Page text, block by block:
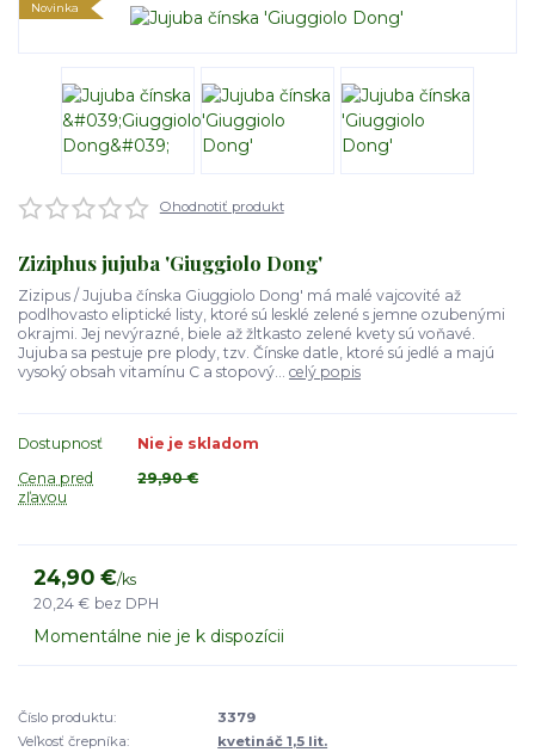
Novinka
Ohodnotiť produkt
Ziziphus jujuba 'Giuggiolo Dong'
Zizipus / Jujuba čínska Giuggiolo Dong' má malé vajcovité až
podlhovasto eliptické listy, ktoré sú lesklé zelené s jemne ozubenými
okrajmi. Jej nevýrazné, biele až žltkasto zelené kvety sú voňavé.
Jujuba sa pestuje pre plody, tzv. Čínske datle, ktoré sú jedlé a majú
vysoký obsah vitamínu C a stopový... celý popis
Dostupnosť
Nie je skladom
Cena pred
zľavou
29,90 €
24,90 €/ks
20,24 € bez DPH
Momentálne nie je k dispozícii
Číslo produktu:
3379
Veľkosť črepníka:
kvetináč 1,5 lit.